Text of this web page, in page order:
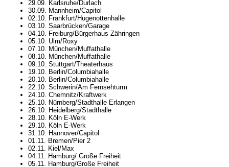
29.09. Karlsruhe/Durlach
30.09. Mannheim/Capitol
02.10. Frankfurt/Hugenottenhalle
03.10. Saarbrücken/Garage
04.10. Freiburg/Bürgerhaus Zähringen
05.10. Ulm/Roxy
07.10. München/Muffathalle
08.10. München/Muffathalle
09.10. Stuttgart/Theaterhaus
19.10. Berlin/Columbiahalle
20.10. Berlin/Columbiahalle
22.10. Schwerin/Am Fernsehturm
24.10. Chemnitz/Kraftwerk
25.10. Nürnberg/Stadthalle Erlangen
26.10. Heidelberg/Stadthalle
28.10. Köln E-Werk
29.10. Köln E-Werk
31.10. Hannover/Capitol
01.11. Bremen/Pier 2
02.11. Kiel/Max
04.11. Hamburg/ Große Freiheit
05.11. Hamburg/Große Freiheit